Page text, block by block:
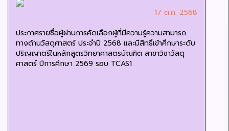
17 ต.ค. 2568
ประกาศรายชื่อผู้ผ่านการคัดเลือกผู้ที่มีความรู้ความสามารถ
ทางด้านวัสดุศาสตร์ ประจำปี 2568 และมีสิทธิ์เข้าศึกษาระดับ
ปริญญาตรีในหลักสูตรวิทยาศาสตรบัณฑิต สาขาวิชาวัสดุ
ศาสตร์ ปีการศึกษา 2569 รอบ TCAS1